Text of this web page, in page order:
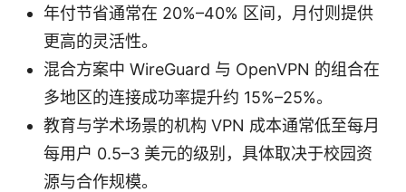
年付节省通常在 20%–40% 区间，月付则提供
更高的灵活性。
混合方案中 WireGuard 与 OpenVPN 的组合在
多地区的连接成功率提升约 15%–25%。
教育与学术场景的机构 VPN 成本通常低至每月
每用户 0.5–3 美元的级别，具体取决于校园资
源与合作规模。